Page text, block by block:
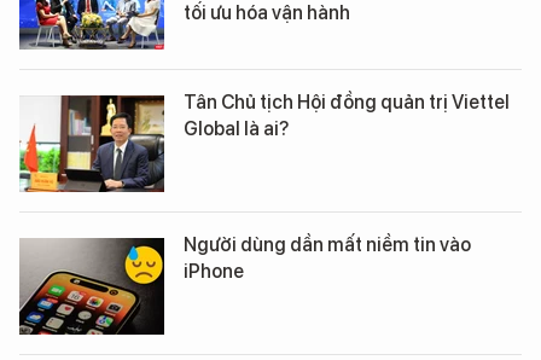
tối ưu hóa vận hành
Tân Chủ tịch Hội đồng quản trị Viettel
Global là ai?
Người dùng dần mất niềm tin vào
iPhone